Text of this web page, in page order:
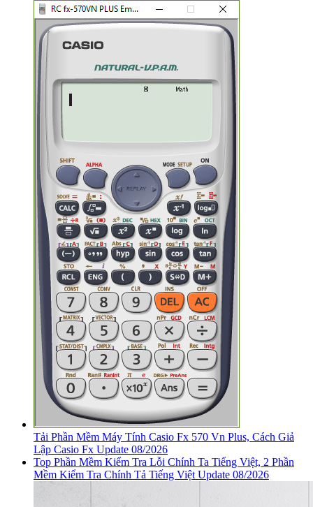
Tải Phần Mềm Máy Tính Casio Fx 570 Vn Plus, Cách Giả
Lập Casio Fx Update 08/2026
Top Phần Mềm Kiểm Tra Lỗi Chính Ta Tiếng Việt, 2 Phần
Mềm Kiểm Tra Chính Tả Tiếng Việt Update 08/2026